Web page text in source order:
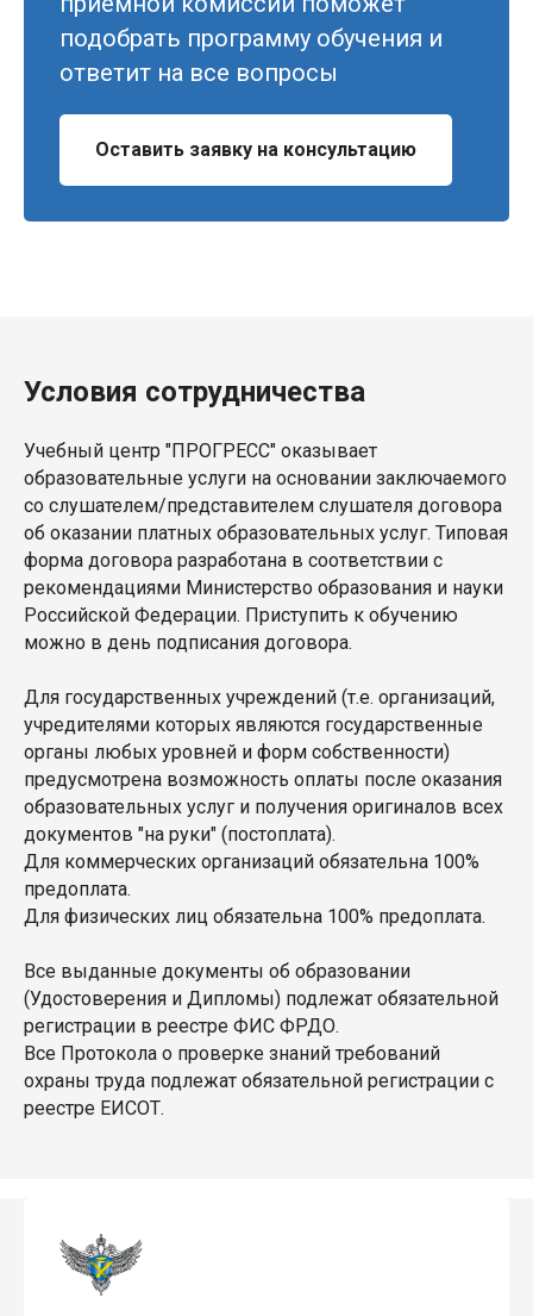
подобрать программу обучения и
ответит на все вопросы
Оставить заявку на консультацию
Условия сотрудничества
Учебный центр "ПРОГРЕСС" оказывает
образовательные услуги на основании заключаемого
со слушателем/представителем слушателя договора
об оказании платных образовательных услуг. Типовая
форма договора разработана в соответствии с
рекомендациями Министерство образования и науки
Российской Федерации. Приступить к обучению
можно в день подписания договора.
Для государственных учреждений (т.е. организаций,
учредителями которых являются государственные
органы любых уровней и форм собственности)
предусмотрена возможность оплаты после оказания
образовательных услуг и получения оригиналов всех
документов "на руки" (постоплата).
Для коммерческих организаций обязательна 100%
предоплата.
Для физических лиц обязательна 100% предоплата.
Все выданные документы об образовании
(Удостоверения и Дипломы) подлежат обязательной
регистрации в реестре ФИС ФРДО.
Все Протокола о проверке знаний требований
охраны труда подлежат обязательной регистрации с
реестре ЕИСОТ.